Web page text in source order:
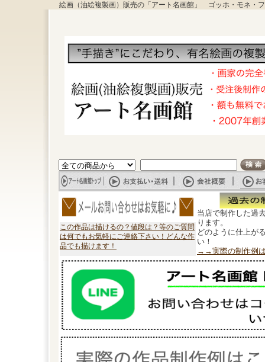
絵画（油絵複製画）販売の「アート名画館」 ゴッホ・モネ・
この作品は描けるの？値段は？等のご質問
は何でもお気軽にご連絡下さい！どんな作
品でも描けます！
当店で制作した過
ります。
どのように仕上が
い！
→→実際の制作例